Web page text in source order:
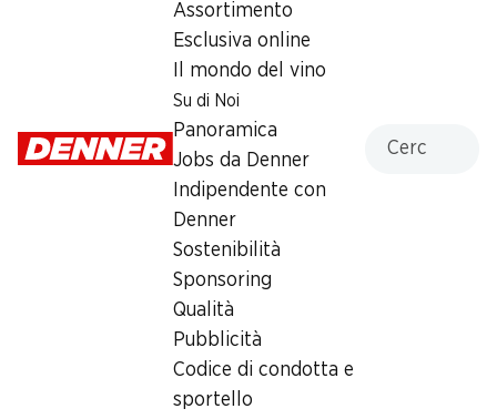
Assortimento
Esclusiva online
Il mondo del vino
Su di Noi
Panoramica
Jobs da Denner
Indipendente con
Denner
Sostenibilità
Sponsoring
Qualità
Pubblicità
Codice di condotta e
sportello
Sabato
Orari di apertura speciali